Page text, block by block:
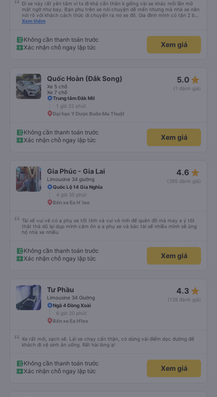
Đi xe này rất yên tâm vì tx đi khá cẩn thân k giống vài xe khác mỗi lần mở
mắt ngỡ như bay. Bạn phụ trên xe nói chuyện dễ mến nhưng mà nhà xe nên
nói rõ với khách cách thức di chuyển ra nơ xe đỗ. Gia đình mình có tận 2 bé
nhỏ tay xách nách mang mà mình bị xoay vòng vòng đi bộ đến khu đỗ xe thì
Xem thêm
Không cần thanh toán trước
Xác nhận chỗ ngay lập tức
Xem giá
Quốc Hoàn (Đắk Song)
Xe 5 chỗ
Xe 7 chỗ
5.0 star_rate
(1 đánh giá)
Trung tâm Đăk Mil
1 giờ 22 phút
Đại học Y Dược Buôn Ma Thuột
Không cần thanh toán trước
Xác nhận chỗ ngay lập tức
Xem giá
Gia Phúc - Gia Lai
Limousine 34 giường
4.6 star_rate
(395 đánh giá)
Quốc Lộ 14 Gia Nghĩa
4 giờ 35 phút
Bến xe Ea H`leo
Tài xế vui vẻ có a phụ xe tốt tính và vui vẻ mih để quên đồ mà may a ý tốt
thật thà dũ lại dụp mình cảm ỏn a a phụ xe và bác tài xế nhiều mình sẽ ủng
hộ nhà xe nhiều
Không cần thanh toán trước
Xác nhận chỗ ngay lập tức
Xem giá
Tư Phầu
Limousine 34 Giường
4.3 star_rate
(139 đánh giá)
Ngã 4 Đồng Xoài
6 giờ 20 phút
Bến xe Ea H'leo
Xe rất mới, sạch sẽ. Lái xe chạy cẩn thận, có dừng vài điểm dọc đường để
khách đi vệ sinh ăn uống. Rất hài lòng ạ!
Không cần thanh toán trước
Xác nhận chỗ ngay lập tức
Xem giá